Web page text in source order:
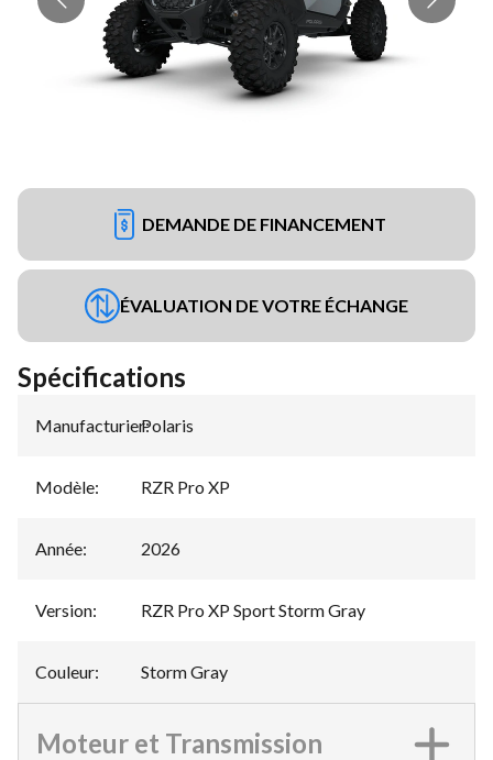
DEMANDE DE FINANCEMENT
ÉVALUATION DE VOTRE ÉCHANGE
Spécifications
Manufacturier:
Polaris
Modèle: RZR Pro XP
Année: 2026
Version: RZR Pro XP Sport Storm Gray
Couleur: Storm Gray
Moteur et Transmission